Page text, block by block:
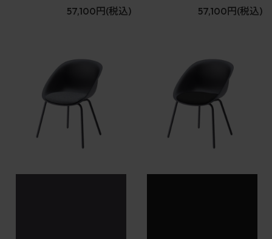
57,100円 (税込) 57,100円 (税込)